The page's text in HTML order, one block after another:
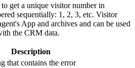
get a unique visitor number in
sequentially: 1, 2, 3, etc. Visitor
App and archives and can be used
the CRM data.
Description
that contains the error